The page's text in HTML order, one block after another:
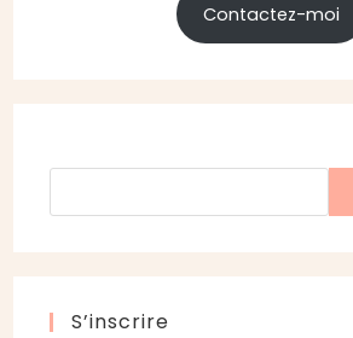
Contactez-moi
S’inscrire